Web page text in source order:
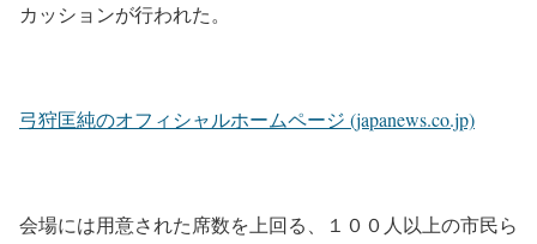
カッションが行われた。
弓狩匡純のオフィシャルホームページ (japanews.co.jp)
会場には用意された席数を上回る、１００人以上の市民ら